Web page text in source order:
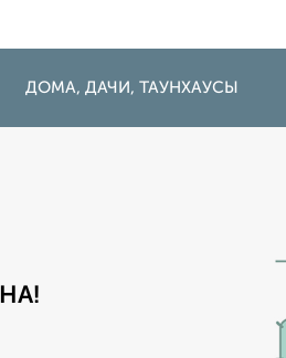
ДОМА, ДАЧИ, ТАУНХАУСЫ